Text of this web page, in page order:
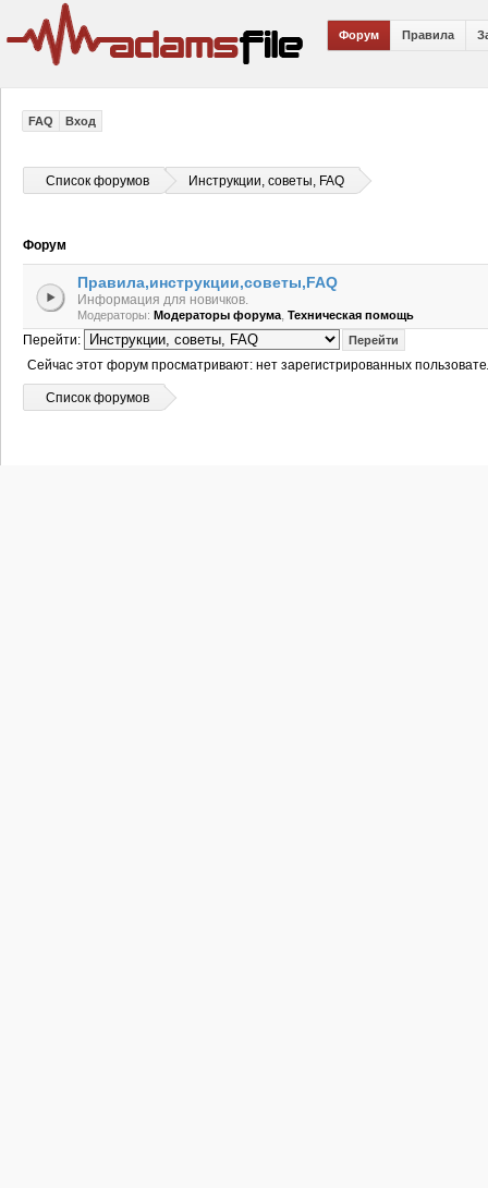
Форум Правила
FAQ Вход
Список форумов Инструкции, советы, FAQ
Форум
Правила,инструкции,советы,FAQ
Информация для новичков.
Модераторы: Модераторы форума, Техническая помощь
Перейти:
Сейчас этот форум просматривают: нет зарегистрированных
Список форумов